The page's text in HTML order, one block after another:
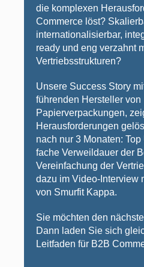
die komplexen
Commerce löst?
internationalisierbar,
ready und eng verzahnt
Vertriebsstrukturen?
Unsere Success Story
führenden Hersteller von
Papierverpackungen,
Herausforderungen
nach nur 3 Monaten: Top
fache Verweildauer der
Vereinfachung der
dazu im Video-Interview
von Smurfit Kappa.
Sie möchten den
Dann laden Sie sich
Leitfaden für B2B